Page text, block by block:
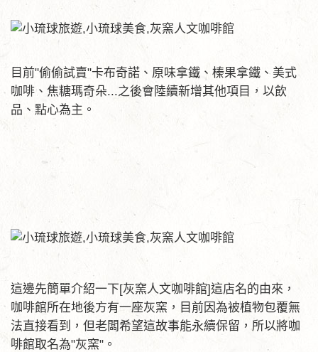
目前"偷偷試賣"卡布奇諾、原味拿鐵、榛果拿鐵、美式
咖啡、焦糖瑪奇朵...之後會陸續新增其他項目，以飲
品、點心為主。
這邊先簡單介紹一下[灰窯人文咖啡館]這店名的由來，
咖啡館所在地後方有一座灰窯，目前因為被植物包覆無
法直接看到，但老闆希望這故事能永續保留，所以將咖
啡館取名為"灰窯"。